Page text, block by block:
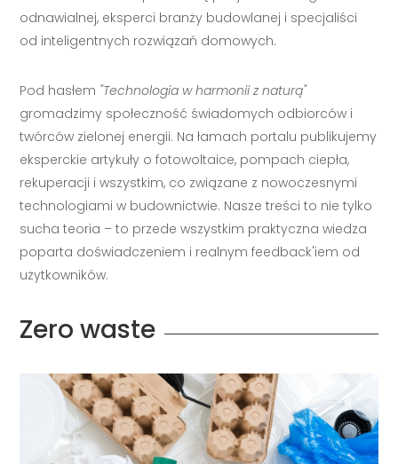
odnawialnej, eksperci branży budowlanej i specjaliści
od inteligentnych rozwiązań domowych.
Pod hasłem "Technologia w harmonii z naturą"
gromadzimy społeczność świadomych odbiorców i
twórców zielonej energii. Na łamach portalu publikujemy
eksperckie artykuły o fotowoltaice, pompach ciepła,
rekuperacji i wszystkim, co związane z nowoczesnymi
technologiami w budownictwie. Nasze treści to nie tylko
sucha teoria – to przede wszystkim praktyczna wiedza
poparta doświadczeniem i realnym feedback'iem od
użytkowników.
Zero waste